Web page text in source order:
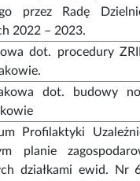
przez Radę
2022 – 2023.
dot. procedury
dot. budowy
Profilaktyki
planie
działkami ewid. Nr